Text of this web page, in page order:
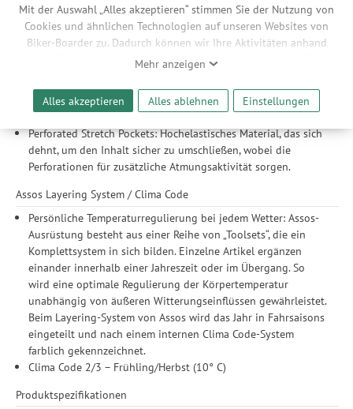
Mit der Auswahl „Alles akzeptieren“ stimmen Sie der Nutzung von
Cookies und ähnlichen Technologien auf unseren Websites von
Biker-Boarder zu. Dadurch können wir Ihre Aktivitäten anhand
Ihrer Geräte- und Browsereinstellungen nachvollziehen. Dies
Werbeanzeigen für Sie bereitzustellen sowie Funktionalitäten
unserer Website sicherzustellen und stetig zu verbessern. Dabei
werden Ihre Daten auch an Drittanbieter und Werbepartner
weitergegeben. Die Verarbeitung erfolgt ausschließlich zum
Zwecke der Einbindung von Streaming-Inhalten und der
Durchführung von statistischer Analyse, Reichweitenmessungen,
Produktempfehlungen und nutzungsbasierter Werbung.
Informationen zu den einzelnen Funktionen, den Drittanbietern
und der Speicherdauer finden Sie unter Einstellungen. Diese
Einwilligung ist freiwillig, für die Nutzung unserer Website nicht
erforderlich und gilt, bis sie widerrufen wird. Sie können Ihre
Einwilligung unter Einstellungen lediglich für bestimmte
Drittanbieter erteilen und jederzeit für die Zukunft widerrufen.
Mehr anzeigen
Alles akzeptieren Alles ablehnen Einstellungen
struzzoKragen: Ein komfortabler Kragen, der eine leichtere,
weiche Isolierung bietet. Reguliert aktiv das individuelle
Mikroklima, ohne dass der Reißverschluss geöffnet werden
muss und der Hals kalter Luft ausgesetzt ist
hochelastischem Material, der den Komfort und den Halt
verbessert, ohne zu drücken oder zu kneifen.
Perforated Stretch Pockets: Hochelastisches Material, das sich
dehnt, um den Inhalt sicher zu umschließen, wobei die
Perforationen für zusätzliche Atmungsaktivität sorgen.
Assos Layering System / Clima Code
Persönliche Temperaturregulierung bei jedem Wetter: Assos-
Ausrüstung besteht aus einer Reihe von „Toolsets“, die ein
Komplettsystem in sich bilden. Einzelne Artikel ergänzen
einander innerhalb einer Jahreszeit oder im Übergang. So
wird eine optimale Regulierung der Körpertemperatur
unabhängig von äußeren Witterungseinflüssen gewährleistet.
Beim Layering-System von Assos wird das Jahr in Fahrsaisons
eingeteilt und nach einem internen Clima Code-System
farblich gekennzeichnet.
Clima Code 2/3 – Frühling/Herbst (10° C)
Produktspezifikationen